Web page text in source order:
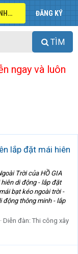
ĐĂNG NHẬP ĐĂNG KÝ
TÌM
ngay và luôn
lắp đặt mái hiên
Trời của HỒ GIA
di động - lắp đặt
bạt kéo ngoài trời -
động thông minh - lắp
Diễn đàn: Thi công xây